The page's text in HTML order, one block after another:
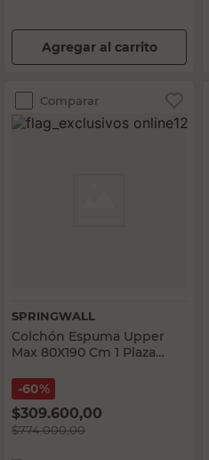
Agregar al carrito
Comparar
SPRINGWALL
Colchón Espuma Upper
Max 80X190 Cm 1 Plaza
60%
$309.600,00
$774.000,00